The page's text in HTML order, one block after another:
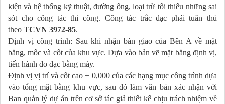
kiện và hệ thống kỹ thuật, đường ống, loại trừ tối thiểu những sai
sót cho công tác thi công. Công tác trắc đạc phải tuân thủ
theo TCVN 3972-85.
Định vị công trình: Sau khi nhận bàn giao của Bên A về mặt
bằng, mốc và cốt của khu vực. Dựa vào bản vẽ mặt bằng định vị,
tiến hành đo đạc bằng máy.
Định vị vị trí và cốt cao ± 0,000 của các hạng mục công trình dựa
vào tổng mặt bằng khu vực, sau đó làm văn bản xác nhận với
Ban quản lý dự án trên cơ sở tác giả thiết kế chịu trách nhiệm về